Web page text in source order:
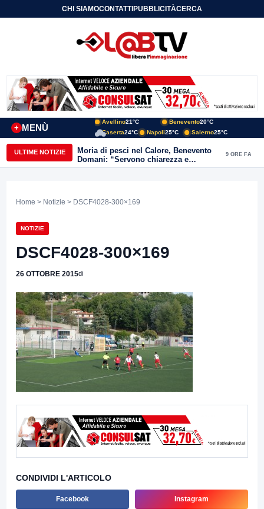
CHI SIAMOCONTATTIPUBBLICITÀCERCA
MENÙ
+
Avellino21°C Benevento20°C
Caserta24°C Napoli25°C Salerno25°C
ULTIME NOTIZIE
Moria di pesci nel Calore, Benevento
Domani: “Servono chiarezza e
approfondimenti sulla gestione
9 ORE FA
Home > Notizie > DSCF4028-300×169
NOTIZIE
DSCF4028-300×169
26 OTTOBRE 2015di
CONDIVIDI L'ARTICOLO
Facebook Instagram